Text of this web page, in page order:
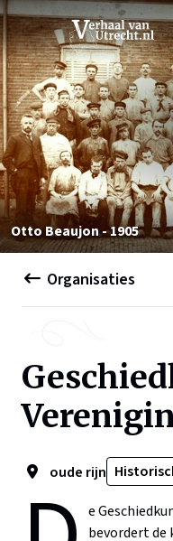
Otto Beaujon - 1905
Organisaties
oude rijn
e
bevordert de